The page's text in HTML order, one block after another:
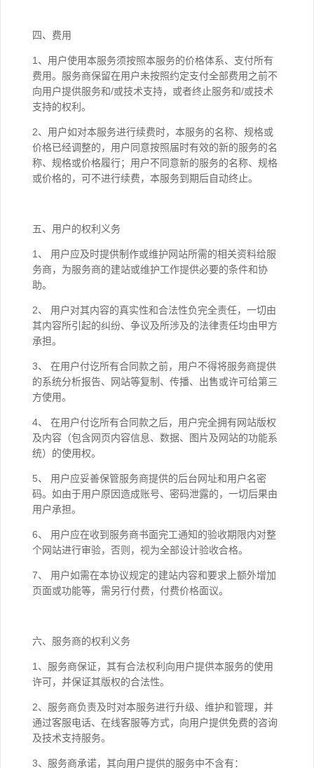
四、费用
1、用户使用本服务须按照本服务的价格体系、支付所有
费用。服务商保留在用户未按照约定支付全部费用之前不
向用户提供服务和/或技术支持，或者终止服务和/或技术
支持的权利。
2、用户如对本服务进行续费时，本服务的名称、规格或
价格已经调整的，用户同意按照届时有效的新的服务的名
称、规格或价格履行；用户不同意新的服务的名称、规格
或价格的，可不进行续费，本服务到期后自动终止。
五、用户的权利义务
1、 用户应及时提供制作或维护网站所需的相关资料给服
务商，为服务商的建站或维护工作提供必要的条件和协
助。
2、 用户对其内容的真实性和合法性负完全责任，一切由
其内容所引起的纠纷、争议及所涉及的法律责任均由甲方
承担。
3、 在用户付讫所有合同款之前，用户不得将服务商提供
的系统分析报告、网站等复制、传播、出售或许可给第三
方使用。
4、 在用户付讫所有合同款之后，用户完全拥有网站版权
及内容（包含网页内容信息、数据、图片及网站的功能系
统）的使用权。
5、 用户应妥善保管服务商提供的后台网址和用户名密
码。如由于用户原因造成账号、密码泄露的，一切后果由
用户承担。
6、 用户应在收到服务商书面完工通知的验收期限内对整
个网站进行审验，否则，视为全部设计验收合格。
7、 用户如需在本协议规定的建站内容和要求上额外增加
页面或功能等，需另行付费，付费价格面议。
六、服务商的权利义务
1、服务商保证，其有合法权利向用户提供本服务的使用
许可，并保证其版权的合法性。
2、服务商负责及时对本服务进行升级、维护和管理，并
通过客服电话、在线客服等方式，向用户提供免费的咨询
及技术支持服务。
3、服务商承诺，其向用户提供的服务中不含有：